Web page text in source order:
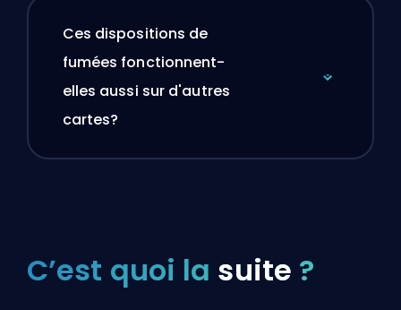
Ces dispositions de
fumées fonctionnent-
elles aussi sur d'autres
cartes?
C’est quoi la suite ?